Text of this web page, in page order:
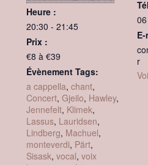
Heure :
20:30 - 21:45
Prix :
€8 à €39
Évènement Tags:
a cappella, chant,
Concert, Gjeilo, Hawley,
Jennefelt, Klimek,
Lassus, Lauridsen,
Lindberg, Machuel,
monteverdi, Pärt,
Sisask, vocal, voix
r